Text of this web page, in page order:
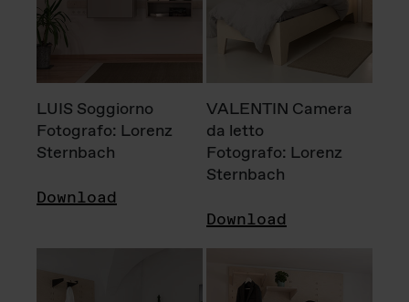
LUIS Soggiorno
Fotografo: Lorenz
Sternbach
Download
VALENTIN Camera
da letto
Fotografo: Lorenz
Sternbach
Download